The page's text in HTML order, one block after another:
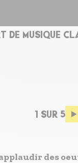
DE MUSIQUE
1 SUR 5
des